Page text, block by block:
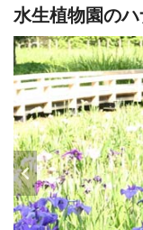
水生植物園の